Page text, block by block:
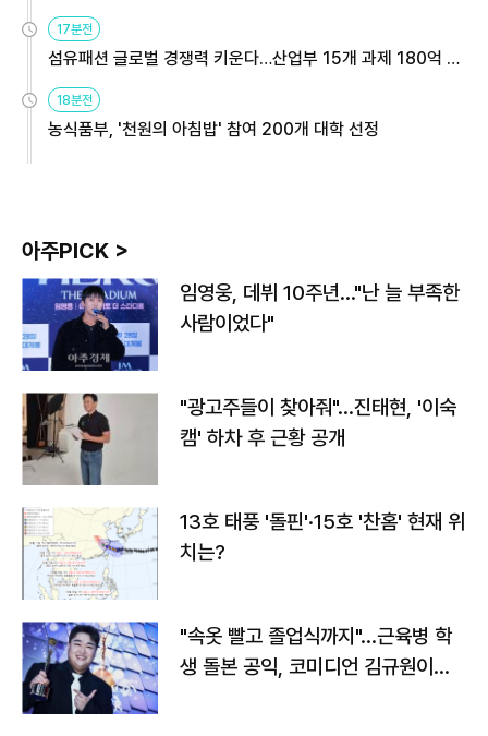
용해야
17분전
섬유패션 글로벌 경쟁력 키운다…산업부 15개 과제 180억 지
원
18분전
농식품부, '천원의 아침밥' 참여 200개 대학 선정
아주PICK >
임영웅, 데뷔 10주년…"난 늘 부족한
사람이었다"
"광고주들이 찾아줘"…진태현, '이숙
캠' 하차 후 근황 공개
13호 태풍 '돌핀'·15호 '찬홈' 현재 위
치는?
"속옷 빨고 졸업식까지"…근육병 학
생 돌본 공익, 코미디언 김규원이었